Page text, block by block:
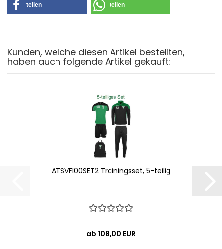
teilen teilen
Kunden, welche diesen Artikel bestellten,
haben auch folgende Artikel gekauft:
ATSVFI00SET2 Trainingsset, 5-teilig
ab 108,00 EUR